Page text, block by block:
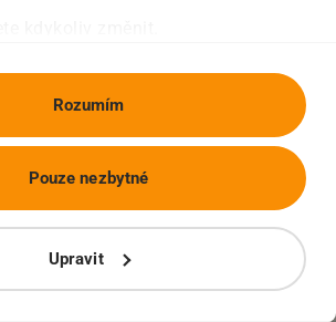
Rozumím
Upravit
Pouze nezbytné